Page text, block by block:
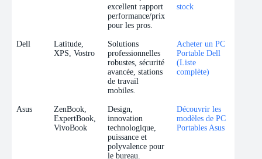
excellent rapport
performance/prix
pour les pros.
stock
Dell
Latitude,
XPS, Vostro
Solutions
professionnelles
robustes, sécurité
avancée, stations
de travail
mobiles.
Acheter un PC
Portable Dell
(Liste
complète)
Asus
ZenBook,
ExpertBook,
VivoBook
Design,
innovation
technologique,
puissance et
polyvalence pour
le bureau.
Découvrir les
modèles de PC
Portables Asus